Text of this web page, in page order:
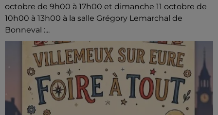
octobre de 9h00 à 17h00 et dimanche 11 octobre de
10h00 à 13h00 à la salle Grégory Lemarchal de
Bonneval :...